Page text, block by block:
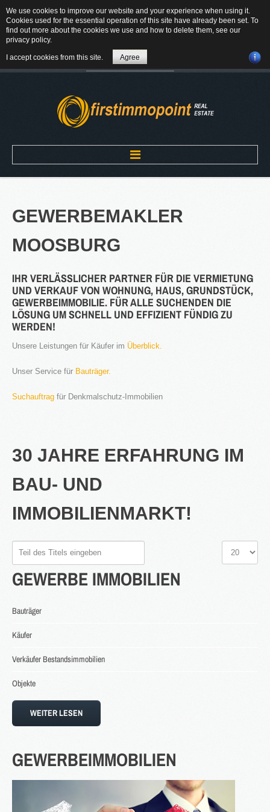
84184 Tiefenbach - Am Winkl 6
MAIL
ÜBER UNS
Firstimmopoint ®
ist eine Vertriebsorganisation für den Verkauf von
Immobilien. Als Partner von Bauträgern, Wohnbaugesellschaften
und Privatleuten organisieren wir den Verkauf von Wohnungen und
Gewerbeflächen.
WEITERLESEN
GEWINNBRINGENDE
NEWS
16.SEPT.2016
2016
Bestand Immobilien
Denkmal Immobilien
Ausland Immobilien
GEWERBEMAKLER
MOOSBURG
IHR VERLÄSSLICHER PARTNER FÜR DIE VERMIETUNG
UND VERKAUF VON WOHNUNG, HAUS, GRUNDSTÜCK,
GEWERBEIMMOBILIE. FÜR ALLE SUCHENDEN DIE
LÖSUNG UM SCHNELL UND EFFIZIENT FÜNDIG ZU
WERDEN!
Unsere Leistungen für Käufer im Überblick.
Unser Service für Bauträger.
Suchauftrag für Denkmalschutz-Immobilien
30 JAHRE ERFAHRUNG IM
BAU- UND
IMMOBILIENMARKT!
Titels
eingeben
GEWERBE IMMOBILIEN
Bauträger
Käufer
Verkäufer Bestandsimmobilien
Objekte
WEITER LESEN
GEWERBEIMMOBILIEN
We use cookies to improve our website and your experience when using it.
Cookies used for the essential operation of this site have already been set. To
find out more about the cookies we use and how to delete them, see our
privacy policy.
I accept cookies from this site. Agree